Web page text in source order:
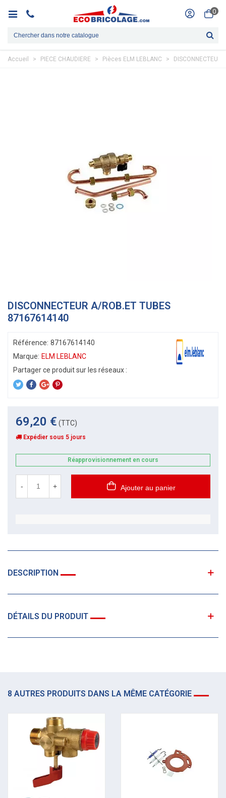
0
Accueil > PIECE CHAUDIERE > Pièces ELM LEBLANC >
DISCONNECTEUR A/ROB.ET TUBES
87167614140
Référence: 87167614140
Marque: ELM LEBLANC
69,20 € (TTC)
Expédier sous 5 jours
Réapprovisionnement en cours
- + Ajouter au panier
DESCRIPTION
DÉTAILS DU PRODUIT
8 AUTRES PRODUITS DANS LA MÊME CATÉGORIE